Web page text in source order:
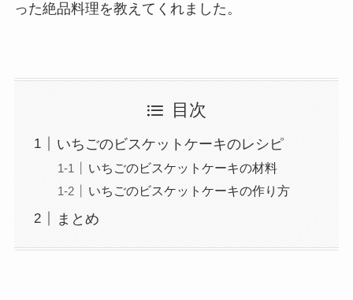
った絶品料理を教えてくれました。
目次
いちごのビスケットケーキのレシピ
いちごのビスケットケーキの材料
いちごのビスケットケーキの作り方
まとめ